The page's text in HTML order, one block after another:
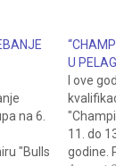
na 6.
"Bulls
U
I ove
11. do
godine.